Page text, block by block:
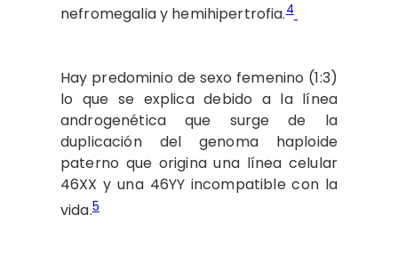
nefromegalia y hemihipertrofia.4
Hay predominio de sexo femenino (1:3)
lo que se explica debido a la línea
androgenética que surge de la
duplicación del genoma haploide
paterno que origina una línea celular
46XX y una 46YY incompatible con la
vida.5